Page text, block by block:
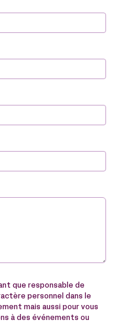
que responsable de
personnel dans le
mais aussi pour vous
à des événements ou